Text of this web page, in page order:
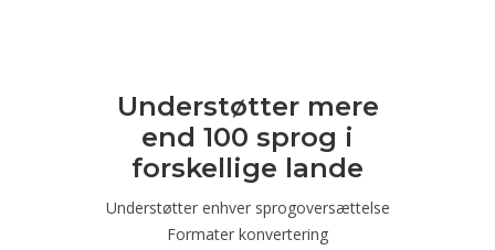
Understøtter mere
end 100 sprog i
forskellige lande
Understøtter enhver sprogoversættelse
Formater konvertering